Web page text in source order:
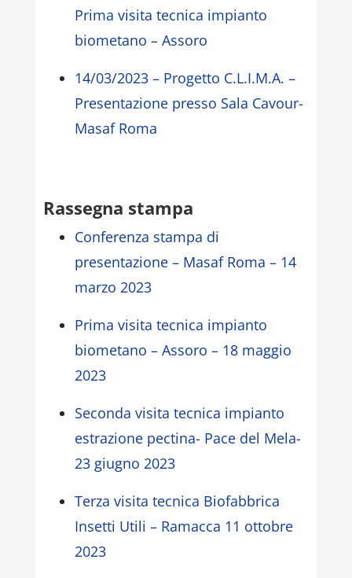
Prima visita tecnica impianto
biometano – Assoro
14/03/2023 – Progetto C.L.I.M.A. –
Presentazione presso Sala Cavour-
Masaf Roma
Rassegna stampa
Conferenza stampa di
presentazione – Masaf Roma – 14
marzo 2023
Prima visita tecnica impianto
biometano – Assoro – 18 maggio
2023
Seconda visita tecnica impianto
estrazione pectina- Pace del Mela-
23 giugno 2023
Terza visita tecnica Biofabbrica
Insetti Utili – Ramacca 11 ottobre
2023